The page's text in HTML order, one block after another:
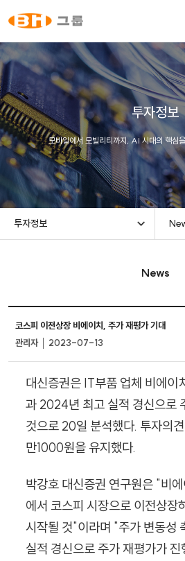
투자정보
모바일에서 모빌리티까지, AI 시대의 핵심
투자정보
News
코스피 이전상장 비에이치, 주가 재평가 기대
관리자 │ 2023-07-13
대신증권은 IT부품 업체 비에이
과 2024년 최고 실적 경신으로
것으로 20일 분석했다. 투자의
만1000원을 유지했다.
박강호 대신증권 연구원은 "비
에서 코스피 시장으로 이전상장
시작될 것"이라며 "주가 변동성
실적 경신으로 주가 재평가가